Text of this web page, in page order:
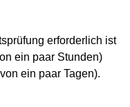
erforderlich ist
ein paar Stunden)
ein paar Tagen).